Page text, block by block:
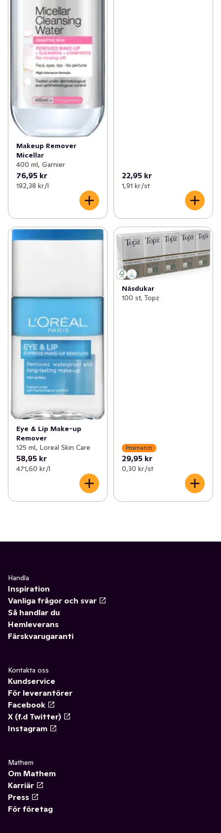
Makeup Remover
Micellar
400 ml, Garnier
76,95 kr
192,38 kr /l
22,95 kr
1,91 kr /st
Eye & Lip Make-up
Remover
125 ml, Loreal Skin Care
58,95 kr
471,60 kr /l
Näsdukar
100 st, Topz
Prismatch
29,95 kr
0,30 kr /st
Handla
Inspiration
Vanliga frågor och svar
Så handlar du
Hemleverans
Färskvarugaranti
Kontakta oss
Kundservice
För leverantörer
Facebook
X (f.d Twitter)
Instagram
Mathem
Om Mathem
Karriär
Press
För företag